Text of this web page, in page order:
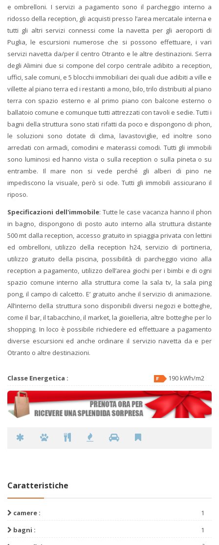
e ombrelloni. I servizi a pagamento sono il parcheggio interno a
ridosso della reception, gli acquisti presso l’area mercatale interna e
tutti gli altri servizi connessi come la navetta per gli aeroporti di
Puglia, le escursioni numerose che si possono effettuare, i vari
servizi navetta da/per il centro Otranto e le altre destinazioni. Serra
degli Alimini due si compone del corpo centrale adibito a reception,
uffici, sale comuni, e 5 blocchi immobiliari dei quali due adibiti a ville e
villette al piano terra ed i restanti a mono, bilo, trilo distribuiti al piano
terra con spazio esterno e al primo piano con balcone esterno o
ballatoio comune e comunque tutti attrezzati con tavoli e sedie. Tutti i
bagni della struttura sono stati rifatti da poco e dispongono di phon,
le soluzioni sono dotate di clima, lavastoviglie, ed inoltre sono
arredati con armadi, comodini e materassi comodi. Tutti gli immobili
sono luminosi ed hanno vista o sulla reception o sulla pineta o su
entrambe. Il mare non si vede perché gli alberi di pino ne
impediscono la visuale, però si ode. Tutti gli immobili assicurano il
riposo.
Specificazioni dell'immobile: Tutte le case vacanza hanno il phon
in bagno, dispongono di posto auto interno alla struttura distante
500 mt dalla reception, accesso gratuito in spiaggia privata con lettini
ed ombrelloni, utilizzo della reception h24, servizio di portineria,
utilizzo gratuito della piscina, possibilità di parcheggio vicino alla
reception a pagamento, utilizzo dell’area giochi per i bimbi e di ogni
spazio comune interno alla struttura come la sala tv, la sala ping
pong, il campo di calcetto. E’ gratuito anche il servizio di animazione.
All’interno della struttura sono disponibili diversi negozi e botteghe,
come il bar, il tabacchino, il market, la gioielleria, altre botteghe per lo
shopping. In loco è possibile richiedere ed effettuare a pagamento
diverse escursioni ed anche ordinare il servizio navetta da e per
Otranto o altre destinazioni.
Classe Energetica : 190 kWh/m2
Caratteristiche
camere :
1
bagni :
1